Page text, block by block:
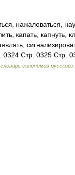
нажаловаться,
капать, капнуть,
0324 Стр. 0325 Стр.
синонимов русского